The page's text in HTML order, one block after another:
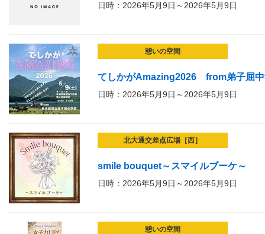
日時：2026年5月9日～2026年5月9日
憩いの空間
てしかがAmazing2026 from弟子屈
日時：2026年5月9日～2026年5月9日
北大通交差点広場［西］
smile bouquet～スマイルブーケ～
日時：2026年5月9日～2026年5月9日
憩いの空間